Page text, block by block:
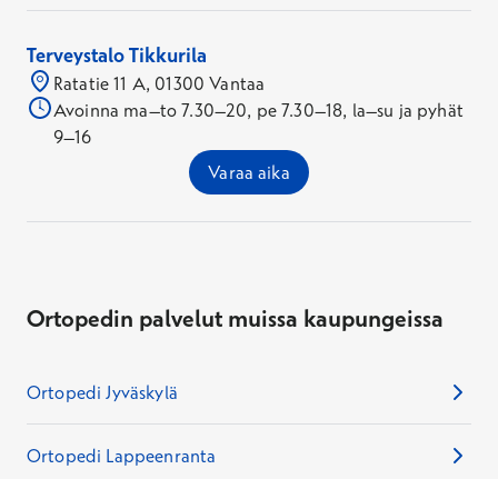
Terveystalo Tikkurila
Ratatie 11 A, 01300 Vantaa
Avoinna ma–to 7.30–20, pe 7.30–18, la–su ja pyhät
9–16
Varaa aika
Ortopedin palvelut muissa kaupungeissa
Ortopedi Jyväskylä
Ortopedi Lappeenranta